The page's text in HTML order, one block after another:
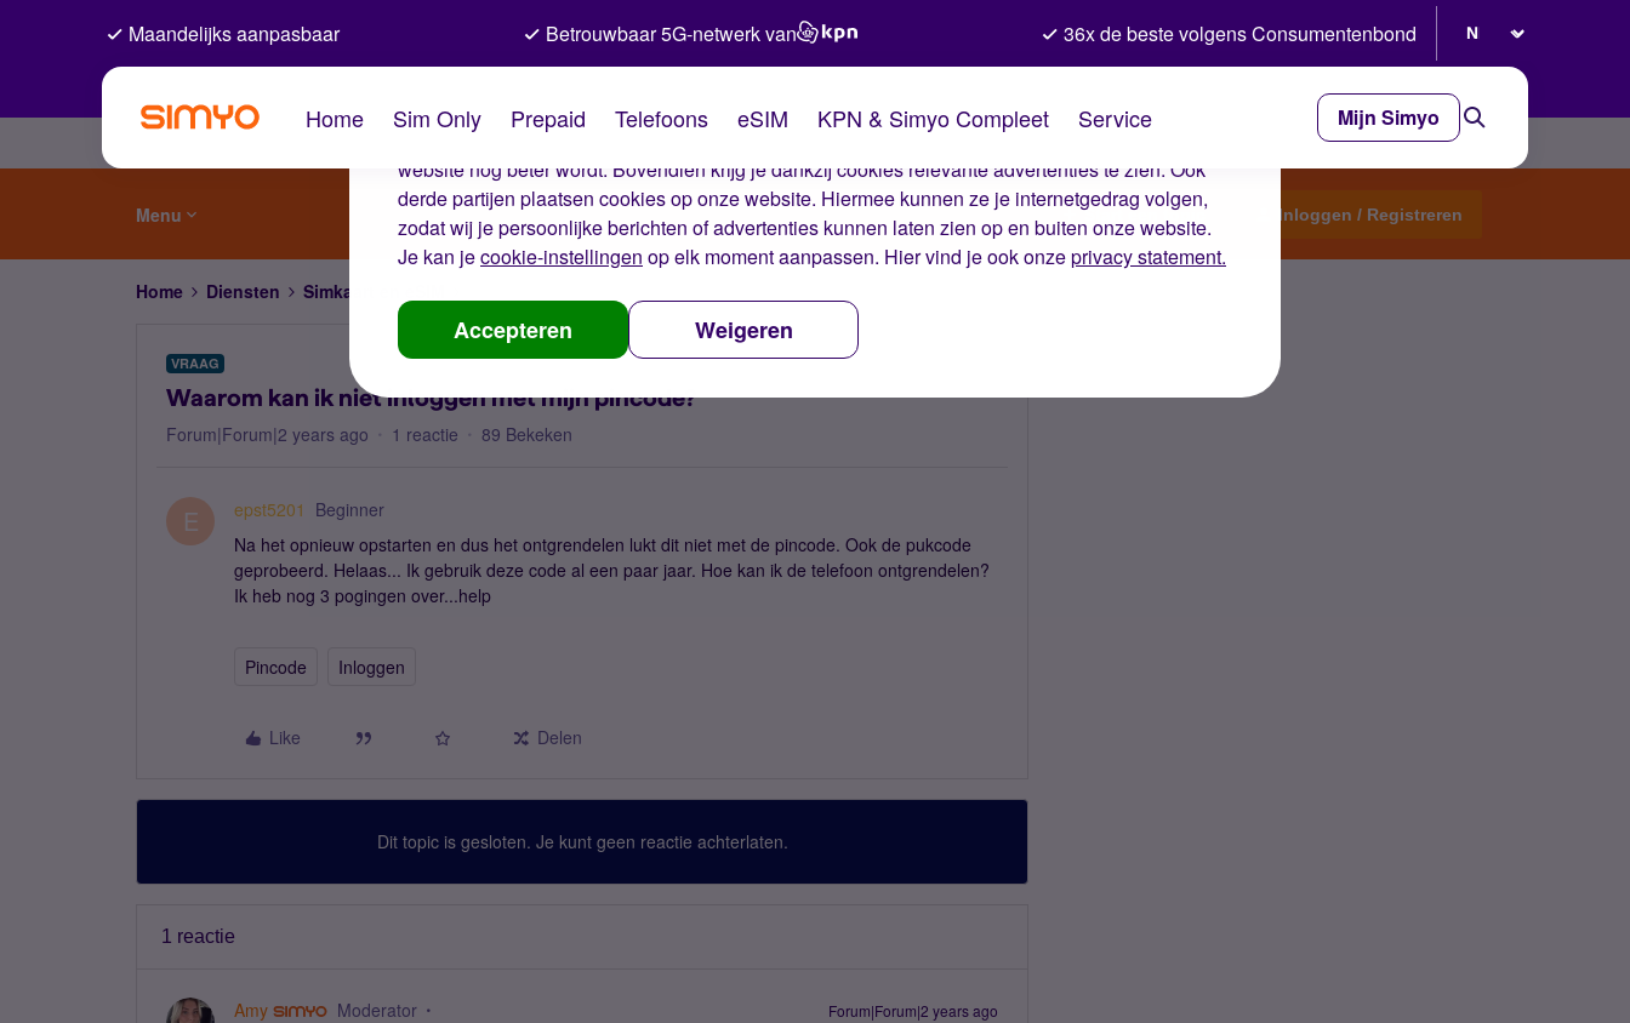
De cookies van Simyo
Wij gebruiken cookies op onze website. Met deze cookies zorgen wij ervoor dat je ervaring op de
website nog beter wordt. Bovendien krijg je dankzij cookies relevante advertenties te zien. Ook
derde partijen plaatsen cookies op onze website. Hiermee kunnen ze je internetgedrag volgen,
zodat wij je persoonlijke berichten of advertenties kunnen laten zien op en buiten onze website.
Je kan jecookie-instellingen op elk moment aanpassen. Hier vind je ook onzeprivacy statement.
Accepteren Weigeren
Maandelijks aanpasbaar Betrouwbaar 5G-netwerk van 36x de beste volgens Consumentenbond
Home Sim Only Prepaid Telefoons eSIM KPN & Simyo Compleet Service Mijn Simyo
Menu Start een topic Inloggen / Registreren
Home Diensten Simkaart en eSIM
VRAAG
Waarom kan ik niet inloggen met mijn pincode?
Forum|Forum|2 years ago 1 reactie 89 Bekeken
E epst5201 Beginner
Na het opnieuw opstarten en dus het ontgrendelen lukt dit niet met de pincode. Ook de pukcode
geprobeerd. Helaas... Ik gebruik deze code al een paar jaar. Hoe kan ik de telefoon ontgrendelen?
Ik heb nog 3 pogingen over...help
Pincode Inloggen
Like Delen
Dit topic is gesloten. Je kunt geen reactie achterlaten.
1 reactie
Amy Moderator Forum|Forum|2 years ago